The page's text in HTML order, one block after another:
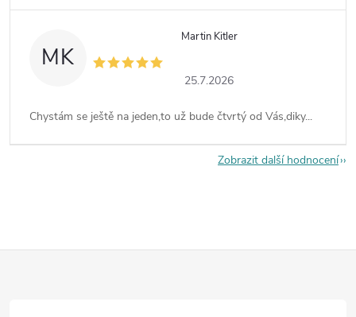
MK
Martin Kitler
25.7.2026
Chystám se ještě na jeden,to už bude čtvrtý od Vás,diky...
Zobrazit další hodnocení